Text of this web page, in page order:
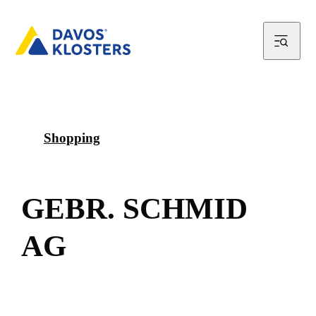
Shopping
GEBR. SCHMID
AG